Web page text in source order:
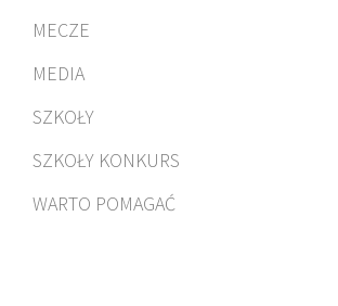
MECZE
MEDIA
SZKOŁY
SZKOŁY KONKURS
WARTO POMAGAĆ